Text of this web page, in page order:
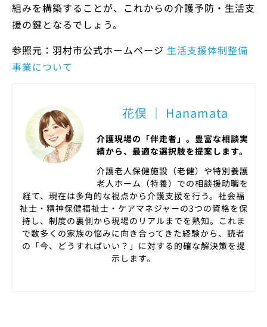
組みを構築することが、これからの介護予防・生活支
援の鍵となるでしょう。
参照元：羽村市公式ホームページ 生活支援体制整備
事業について
花俣 ｜ Hanamata
介護現場の「伴走者」。豊富な相談実
績から、最適な選択肢を提案します。
介護老人保健施設（老健）や特別養護
老人ホーム（特養）での相談援助職を
経て、現在は多角的な視点から介護支援を行う。社会福
祉士・精神保健福祉士・ケアマネジャーの3つの資格を保
持し、制度の裏側から現場のリアルまでを熟知。これま
で数多くの家族の悩みに向き合ってきた経験から、読者
の「今、どうすればいい？」に対する的確な解決策を提
示します。